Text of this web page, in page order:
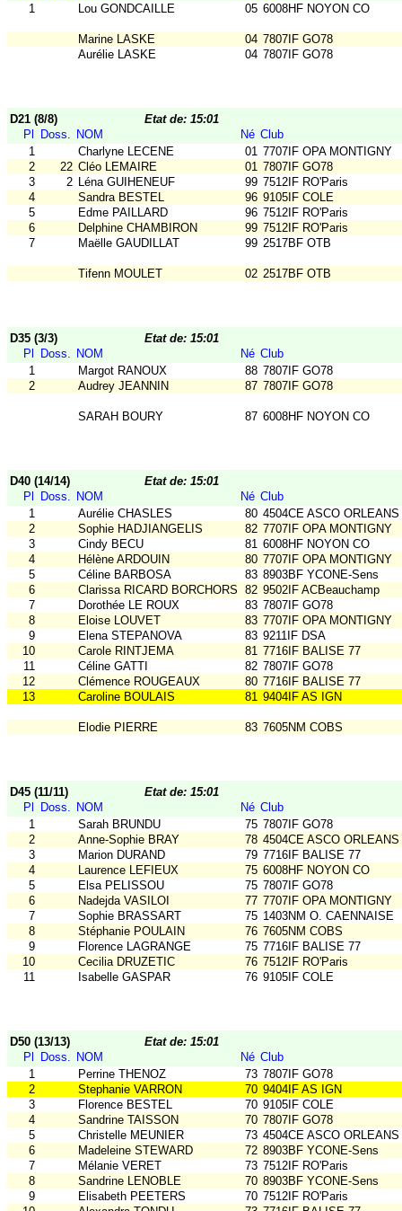
1
Lou GONDCAILLE 05 6008HF NOYON CO
Marine LASKE 04 7807IF GO78
Aurélie LASKE
04 7807IF GO78
D21 (8/8)
Etat de: 15:01
Pl
Doss. NOM Né Club
1
Charlyne LECENE 01 7707IF OPA MONTIGNY
2
22 Cléo LEMAIRE 01 7807IF GO78
3
2 Léna GUIHENEUF 99 7512IF RO'Paris
4
Sandra BESTEL 96 9105IF COLE
5
Edme PAILLARD 96 7512IF RO'Paris
6
Delphine CHAMBIRON 99 7512IF RO'Paris
7
Maëlle GAUDILLAT 99 2517BF OTB
Tifenn MOULET 02 2517BF OTB
D35 (3/3)
Etat de: 15:01
Pl
Doss. NOM Né Club
1
Margot RANOUX 88 7807IF GO78
2
Audrey JEANNIN 87 7807IF GO78
SARAH BOURY 87 6008HF NOYON CO
D40 (14/14)
Etat de: 15:01
Pl
Doss. NOM Né Club
1
Aurélie CHASLES 80 4504CE ASCO ORLEANS
2
Sophie HADJIANGELIS 82 7707IF OPA MONTIGNY
3
Cindy BECU 81 6008HF NOYON CO
4
Hélène ARDOUIN 80 7707IF OPA MONTIGNY
5
Céline BARBOSA 83 8903BF YCONE-Sens
6
Clarissa RICARD BORCHORST 82 9502IF ACBeauchamp
7
Dorothée LE ROUX 83 7807IF GO78
8
Eloise LOUVET 83 7707IF OPA MONTIGNY
9
Elena STEPANOVA 83 9211IF DSA
10
Carole RINTJEMA 81 7716IF BALISE 77
11
Céline GATTI 82 7807IF GO78
12
Clémence ROUGEAUX 80 7716IF BALISE 77
13
Caroline BOULAIS 81 9404IF AS IGN
Elodie PIERRE 83 7605NM COBS
D45 (11/11)
Etat de: 15:01
Pl
Doss. NOM Né Club
1
Sarah BRUNDU 75 7807IF GO78
2
Anne-Sophie BRAY 78 4504CE ASCO ORLEANS
3
Marion DURAND 79 7716IF BALISE 77
4
Laurence LEFIEUX 75 6008HF NOYON CO
5
Elsa PELISSOU 75 7807IF GO78
6
Nadejda VASILOI 77 7707IF OPA MONTIGNY
7
Sophie BRASSART 75 1403NM O. CAENNAISE
8
Stéphanie POULAIN 76 7605NM COBS
9
Florence LAGRANGE 75 7716IF BALISE 77
10
Cecilia DRUZETIC 76 7512IF RO'Paris
11
Isabelle GASPAR 76 9105IF COLE
D50 (13/13)
Etat de: 15:01
Pl
Doss. NOM Né Club
1
Perrine THENOZ 73 7807IF GO78
2
Stephanie VARRON 70 9404IF AS IGN
3
Florence BESTEL 70 9105IF COLE
4
Sandrine TAISSON 70 7807IF GO78
5
Christelle MEUNIER 73 4504CE ASCO ORLEANS
6
Madeleine STEWARD 72 8903BF YCONE-Sens
7
Mélanie VERET 73 7512IF RO'Paris
8
Sandrine LENOBLE 70 8903BF YCONE-Sens
9
Elisabeth PEETERS 70 7512IF RO'Paris